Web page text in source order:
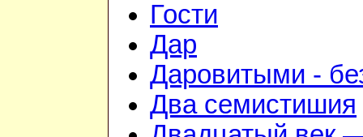
Гости
Дар
Даровитыми -
Два семистишия